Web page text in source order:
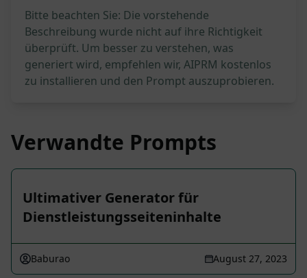
Bitte beachten Sie: Die vorstehende
Beschreibung wurde nicht auf ihre Richtigkeit
überprüft. Um besser zu verstehen, was
generiert wird, empfehlen wir, AIPRM kostenlos
zu installieren und den Prompt auszuprobieren.
Verwandte Prompts
Ultimativer Generator für
Dienstleistungsseiteninhalte
Baburao August 27, 2023